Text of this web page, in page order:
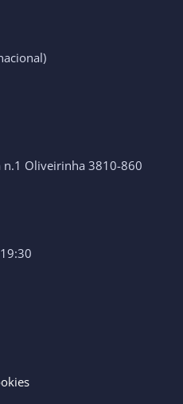
n.1 Oliveirinha 3810-860